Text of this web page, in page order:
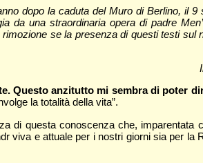
dopo la caduta del Muro di Berlino, il
da una straordinaria opera di padre
se la presenza di questi testi sul
Questo anzitutto mi sembra di poter
la totalità della vita”.
di questa conoscenza che, imparentata
viva e attuale per i nostri giorni sia per la